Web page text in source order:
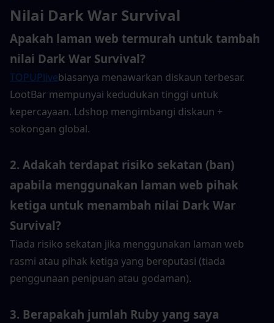
Nilai Dark War Survival
Apakah laman web termurah untuk tambah
nilai Dark War Survival?
TOPUPlivebiasanya menawarkan diskaun terbesar.
LootBar mempunyai kedudukan tinggi untuk
kepercayaan. Ldshop mengimbangi diskaun +
sokongan global.
2. Adakah terdapat risiko sekatan (ban)
apabila menggunakan laman web pihak
ketiga untuk menambah nilai Dark War
Survival?
Tiada risiko sekatan jika menggunakan laman web
rasmi atau pihak ketiga yang bereputasi (tiada
penggunaan penipuan atau godaman).
3. Berapakah jumlah Ruby yang saya